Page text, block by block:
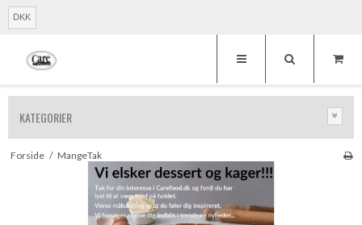
DKK
KATEGORIER
Forside / MangeTak